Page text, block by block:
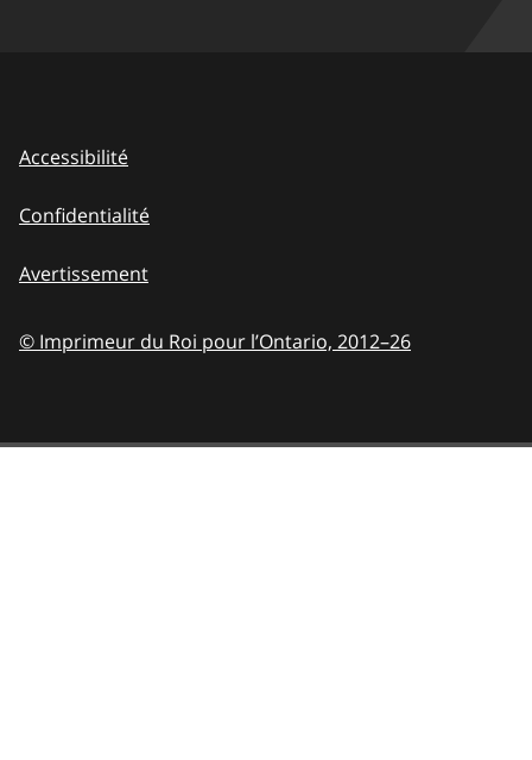
Accessibilité
Confidentialité
Avertissement
© Imprimeur du Roi pour l’Ontario, 2012–26